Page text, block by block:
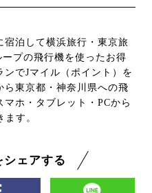
泊して横浜旅行・東京旅
プの飛行機を使ったお得
でJマイル（ポイント）を
東京都・神奈川県への飛
ホ・タブレット・PCから
す。
シェアする